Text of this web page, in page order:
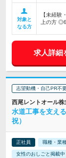
対象と
なる方
【未経
上の方
求人詳細
志望動機・自己PR不
西尾レントオール株
水道工事を支え
祝）
正社員 職種・業
女性のおしごと掲載中